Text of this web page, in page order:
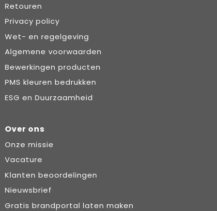
Retouren
Privacy policy
Wet- en regelgeving
Algemene voorwaarden
Bewerkingen producten
PMS kleuren bedrukken
ESG en Duurzaamheid
Over ons
Onze missie
Vacature
Klanten beoordelingen
Nieuwsbrief
Gratis brandportal laten maken